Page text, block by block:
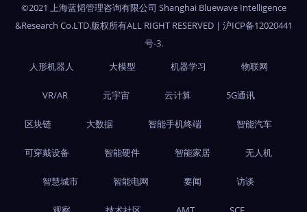
©2021 上海蓝韬管理咨询有限公司 Shanghai Bluewave Intelligence
&Research Co.LTD.版权所有ALL RIGHT RESERVED | 沪ICP备12020441
号-3.
人形机器人
大模型 机器学习 物联网
VR/AR 元宇宙 云计算 5G通讯
区块链 大数据 智能手机终端 智能汽车
可穿戴设备 智能硬件 智能家居 无人机
智慧城市 智能电网 要闻 访谈